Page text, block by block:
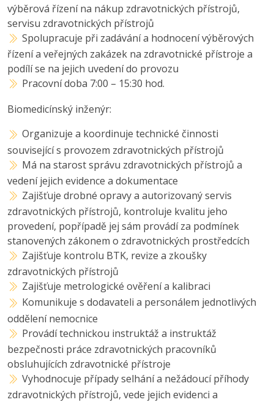
výběrová řízení na nákup zdravotnických přístrojů,
servisu zdravotnických přístrojů
Spolupracuje při zadávání a hodnocení výběrových
řízení a veřejných zakázek na zdravotnické přístroje a
podílí se na jejich uvedení do provozu
Pracovní doba 7:00 – 15:30 hod.
Biomedicínský inženýr:
Organizuje a koordinuje technické činnosti
související s provozem zdravotnických přístrojů
Má na starost správu zdravotnických přístrojů a
vedení jejich evidence a dokumentace
Zajišťuje drobné opravy a autorizovaný servis
zdravotnických přístrojů, kontroluje kvalitu jeho
provedení, popřípadě jej sám provádí za podmínek
stanovených zákonem o zdravotnických prostředcích
Zajišťuje kontrolu BTK, revize a zkoušky
zdravotnických přístrojů
Zajišťuje metrologické ověření a kalibraci
Komunikuje s dodavateli a personálem jednotlivých
oddělení nemocnice
Provádí technickou instruktáž a instruktáž
bezpečnosti práce zdravotnických pracovníků
obsluhujících zdravotnické přístroje
Vyhodnocuje případy selhání a nežádoucí příhody
zdravotnických přístrojů, vede jejich evidenci a